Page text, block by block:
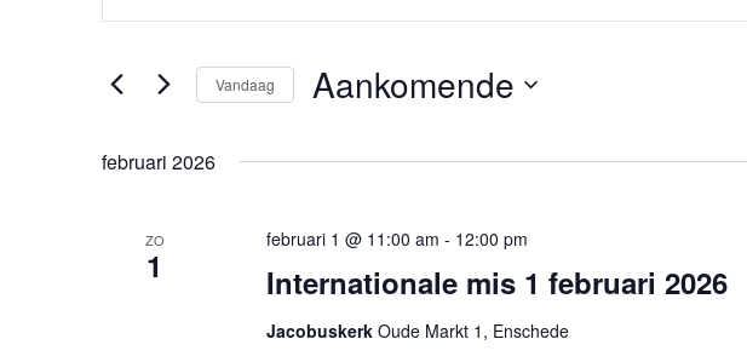
Zoeken
weergeven
navigatie
Zoek
Evenementen
Vandaag Aankomende
februari 2026
ZO
1 Internationale mis 1 februari 2026
februari 1 @ 11:00 am - 12:00 pm
Jacobuskerk Oude Markt 1, Enschede